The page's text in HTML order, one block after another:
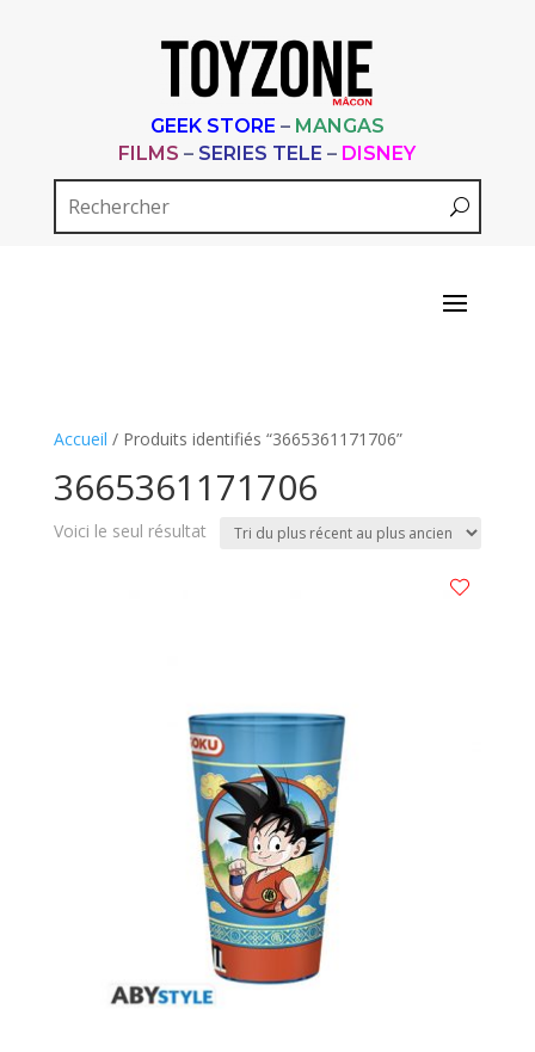
GEEK STORE – MANGAS
FILMS – SERIES TELE – DISNEY
Accueil / Produits identifiés “3665361171706”
3665361171706
Voici le seul résultat